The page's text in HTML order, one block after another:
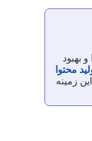
بهبود
محتوا
زمینه